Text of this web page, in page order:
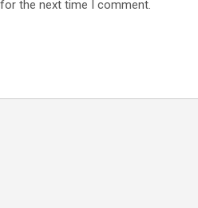
the next time I comment.